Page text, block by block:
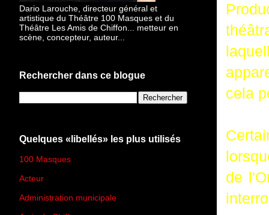
cela
de
Dario Larouche, directeur général et
artistique du Théâtre 100 Masques et du
Théâtre Les Amis de Chiffon... metteur en
scène, concepteur, auteur...
Rechercher dans ce blogue
Quelques «libellés» les plus utilisés
100 Masques
Acteur
Administration municipale